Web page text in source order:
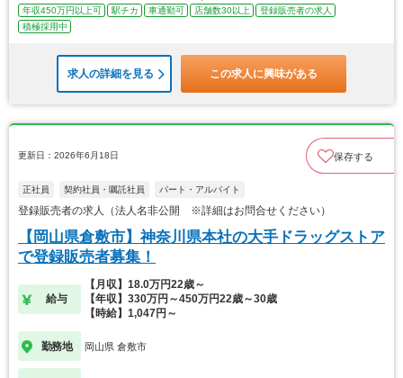
年収450万円以上可 駅チカ 車通勤可 店舗数30以上
登録販売者の求人
積極採用中
求人の詳細を見る この求人に興味がある
更新日：2026年6月18日 保存する
正社員 契約社員・嘱託社員 パート・アルバイト
登録販売者の求人（法人名非公開 ※詳細はお問合せください）
【岡山県倉敷市】神奈川県本社の大手ドラッグストア
で登録販売者募集！
給与
【月収】18.0万円22歳～
【年収】330万円～450万円22歳～30歳
【時給】1,047円～
勤務地 岡山県 倉敷市